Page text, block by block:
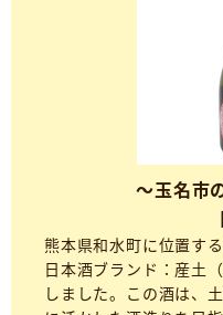
～玉名市
熊本県和水町に位置す
日本酒ブランド：産土
しました。この酒は、